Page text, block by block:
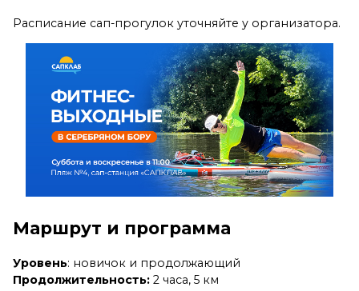
Расписание сап-прогулок уточняйте у организатора.
Маршрут и программа
Уровень: новичок и продолжающий
Продолжительность: 2 часа, 5 км